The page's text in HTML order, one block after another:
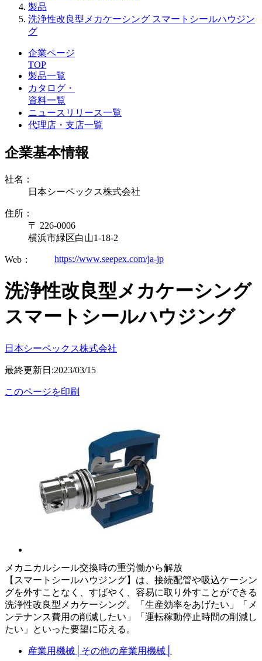
製品
洗浄性改良型メカケーシング スマートシールハウジン
グ
企業ページ
TOP
製品一覧
カタログ・
資料一覧
ニュースリリース一覧
代理店・支店一覧
企業基本情報
社名：
日本シーペックス株式会社
住所：
〒 226-0006
横浜市緑区白山1-18-2
Web： https://www.seepex.com/ja-jp
洗浄性改良型メカケーシング
スマートシールハウジング
日本シーペックス株式会社
最終更新日:2023/03/15
このページを印刷
メカニカルシール交換時の重労働から解放
【スマートシールハウジング】は、接続配管や吸込ケーシン
グを外すことなく、すばやく、容易に取り外すことができる
洗浄性改良型メカケーシング。「生産効率をあげたい」「メ
ンテナンス費用の削減したい」「運転稼動停止時間の削減し
たい」といった要望に応える。
産業用機械 その他の産業用機械